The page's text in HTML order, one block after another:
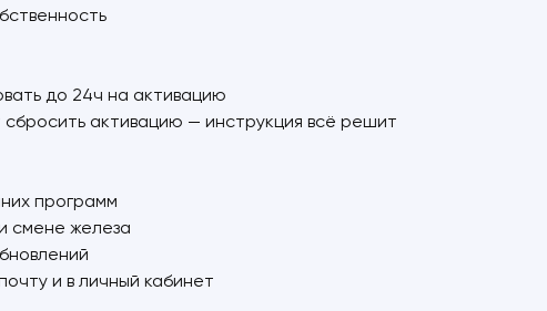
до 24ч на активацию
активацию — инструкция всё решит
программ
смене железа
и в личный кабинет